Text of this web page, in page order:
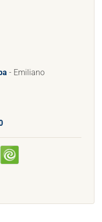
- Emiliano